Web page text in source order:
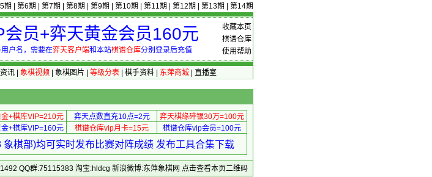
期 第6期 第7期 第8期 第9期 第10期 第11期 第12期 第13期 第14期
收藏本页
棋谱仓库
使用帮助
员+弈天黄金会员160元
户名，需要在弈天客户端和本站棋谱仓库分别登录后充值
讯| 象棋视频 象棋图片 等级分表| 棋手资料| 东萍商城| 直播室
+棋库VIP=210元 弈天点数直充10点=2元
弈天棋缘碎银30万=100元
+棋库VIP=160元 棋谱仓库vip月卡=15元 棋谱仓库vip会员=100元
棋部)均可实时发布比赛对阵成绩 发布工具合集下载
QQ群:75115383 淘宝:hldcg 新浪微博:东萍象棋网 点击查看本页二维码